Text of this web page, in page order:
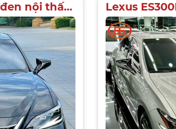
Lexus ES250 2022 Màu đen nội thất nâu da bò